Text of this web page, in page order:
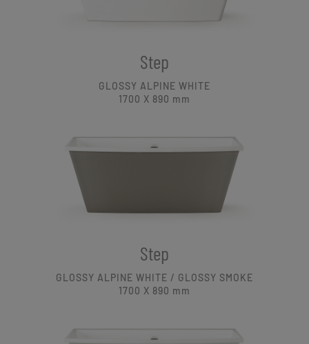
Step
GLOSSY ALPINE WHITE
1700 X 890 mm
Step
GLOSSY ALPINE WHITE / GLOSSY SMOKE
1700 X 890 mm